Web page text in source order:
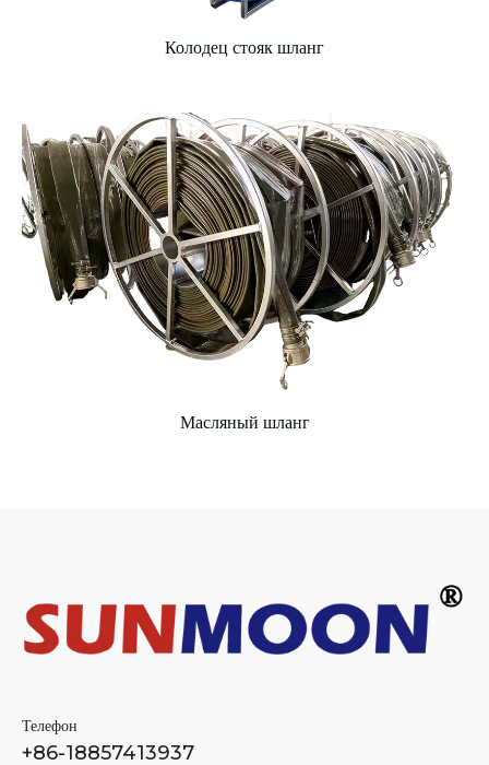
Колодец стояк шланг
Масляный шланг
Телефон
+86-18857413937